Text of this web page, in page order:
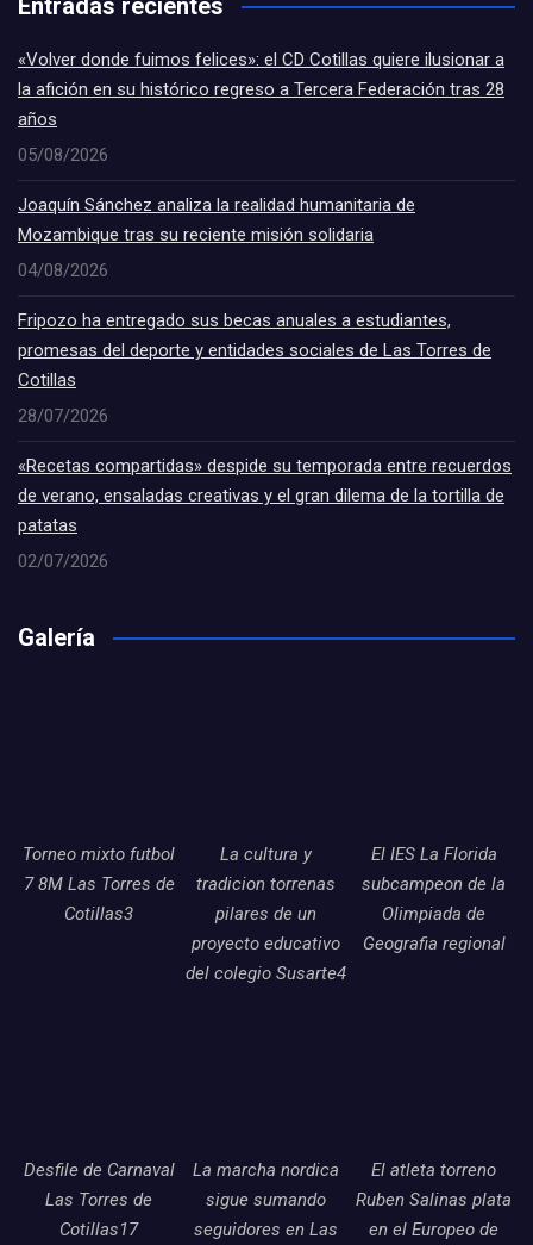
Entradas recientes
«Volver donde fuimos felices»: el CD Cotillas quiere ilusionar a
la afición en su histórico regreso a Tercera Federación tras 28
años
05/08/2026
Joaquín Sánchez analiza la realidad humanitaria de
Mozambique tras su reciente misión solidaria
04/08/2026
Fripozo ha entregado sus becas anuales a estudiantes,
promesas del deporte y entidades sociales de Las Torres de
Cotillas
28/07/2026
«Recetas compartidas» despide su temporada entre recuerdos
de verano, ensaladas creativas y el gran dilema de la tortilla de
patatas
02/07/2026
Galería
Torneo mixto futbol
7 8M Las Torres de
Cotillas3
La cultura y
tradicion torrenas
pilares de un
proyecto educativo
del colegio Susarte4
El IES La Florida
subcampeon de la
Olimpiada de
Geografia regional
Desfile de Carnaval
Las Torres de
Cotillas17
La marcha nordica
sigue sumando
seguidores en Las
El atleta torreno
Ruben Salinas plata
en el Europeo de